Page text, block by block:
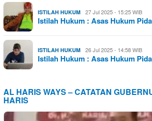
ISTILAH HUKUM 27 Jul 2025 - 15:25 WIB
Istilah Hukum : Asas Hukum
ISTILAH HUKUM 26 Jul 2025 - 14:58 WIB
Istilah Hukum : Asas Hukum
AL HARIS WAYS – CATATAN
HARIS